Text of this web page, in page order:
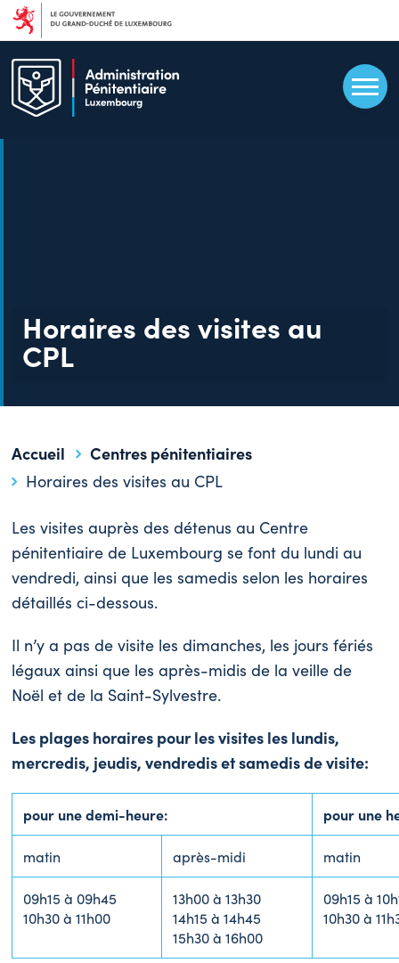
Horaires des visites au
CPL
Accueil
Centres pénitentiaires
Horaires des visites au CPL
Les visites auprès des détenus au Centre
pénitentiaire de Luxembourg se font du lundi au
vendredi, ainsi que les samedis selon les horaires
détaillés ci-dessous.
Il n’y a pas de visite les dimanches, les jours fériés
légaux ainsi que les après-midis de la veille de
Noël et de la Saint-Sylvestre.
Les plages horaires pour les visites les lundis,
mercredis, jeudis, vendredis et samedis de visite:
pour une demi-heure: pour une
matin après-midi matin
09h15 à 09h45
10h30 à 11h00
13h00 à 13h30
14h15 à 14h45
15h30 à 16h00
09h15 à
10h30 à